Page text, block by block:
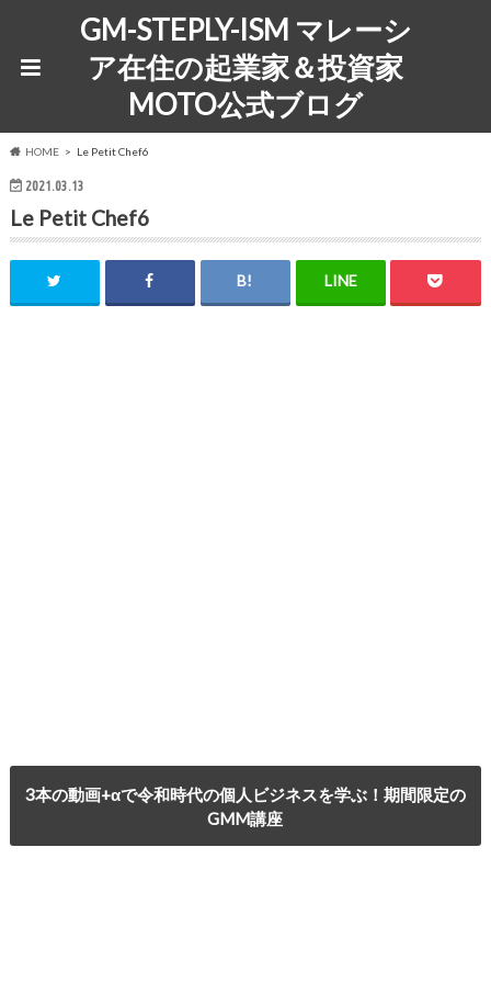
GM-STEPLY-ISM マレーシ
ア在住の起業家＆投資家
MOTO公式ブログ
HOME Le Petit Chef6
2021.03.13
Le Petit Chef6
3本の動画+αで令和時代の個人ビジネスを学ぶ！期間限定の
GMM講座